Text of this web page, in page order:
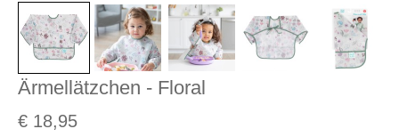
Ärmellätzchen - Floral
€ 18,95